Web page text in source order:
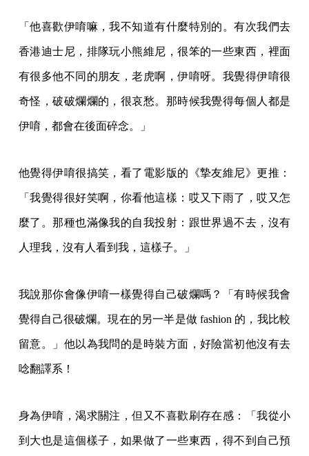
「他喜歡伊唷嘛，我不知道有什麼特別的。有次我們去
香港迪士尼，排隊玩小熊維尼，很笨的一些東西，裡面
有很多他不同的朋友，老虎啊，伊唷呀。我覺得伊唷很
奇怪，破破爛爛的，很哀愁。那時候我覺得每個人都是
伊唷，都會在後面碎念。」
他覺得伊唷很搞笑，看了電影版的《摯友維尼》更推：
「我覺得很好笑啊，你看他這樣：哎又下雨了，哎又怎
麼了。那種也滿像我的自我投射：跟世界過不去，沒有
人理我，沒有人看到我，這樣子。」
我說那你會像伊唷一樣覺得自己破爛嗎？「有時候我會
覺得自己很破爛。現在的另一半是做 fashion 的，我比較
留意。」他以為我問的是時裝方面，好險當初他沒有去
唸翻譯系！
身為伊唷，渴求關注，但又不喜歡刷存在感：「我從小
到大也是這個樣子，如果做了一些東西，得不到自己預